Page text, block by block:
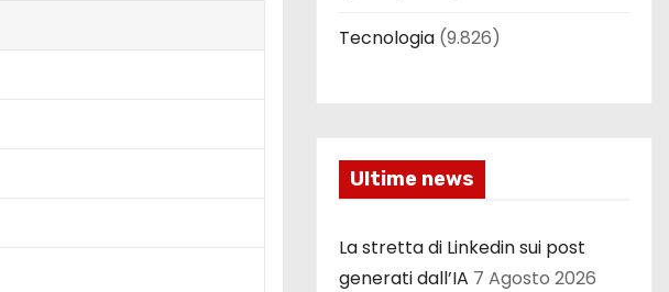
Tecnologia (9.826)
Ultime news
La stretta di Linkedin sui post
generati dall’IA 7 Agosto 2026